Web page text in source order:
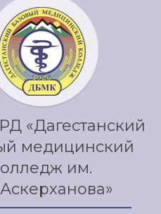
«Дагестанский
медицинский
им.